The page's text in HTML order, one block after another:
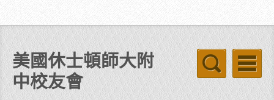
美國休士頓師大附
中校友會